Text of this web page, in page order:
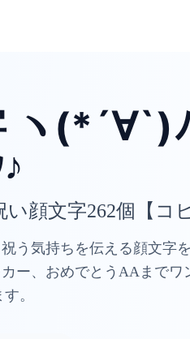
ヽ(*´∀`)
顔文字262個【コ
う気持ちを伝える顔文字
ー、おめでとうAAまでワ
。